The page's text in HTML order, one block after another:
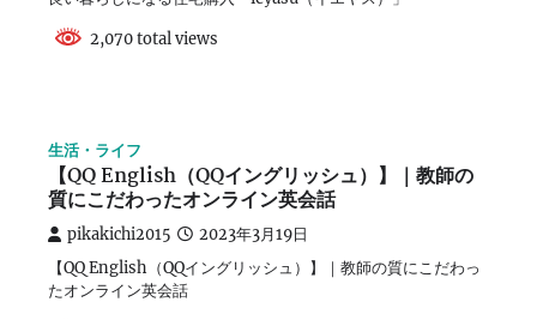
2,070 total views
生活・ライフ
【QQ English（QQイングリッシュ）】｜教師の
質にこだわったオンライン英会話
pikakichi2015 2023年3月19日
【QQ English（QQイングリッシュ）】｜教師の質にこだわっ
たオンライン英会話